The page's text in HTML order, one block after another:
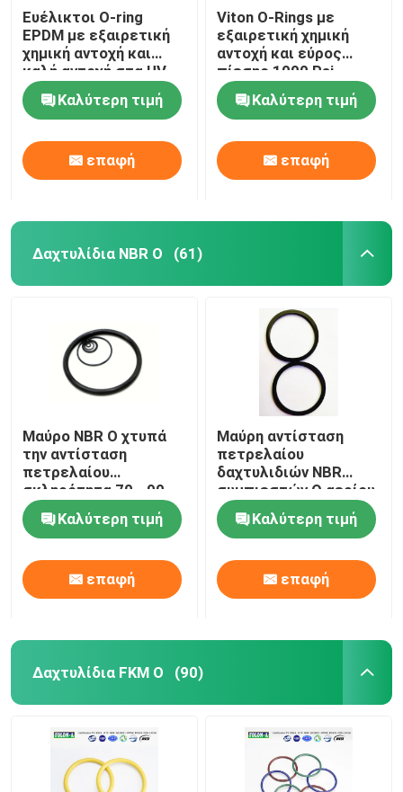
Ευέλικτοι O-ring
EPDM με εξαιρετική
χημική αντοχή και
καλή αντοχή στα UV
Καλύτερη τιμή
επαφή
Viton O-Rings με
εξαιρετική χημική
αντοχή και εύρος
πίεσης 1000 Psi
Καλύτερη τιμή
επαφή
Δαχτυλίδια NBR Ο (61)
Μαύρο NBR Ο χτυπά
την αντίσταση
πετρελαίου
σκληρότητα 70 - 90
ακτών για τους
συμπιεστές αερίου
Καλύτερη τιμή
επαφή
Μαύρη αντίσταση
πετρελαίου
δαχτυλιδιών NBR
συμπιεστών Ο αερίου
σκληρότητα 70 - 90
ακτώνΚαλύτερη τιμή
επαφή
Δαχτυλίδια FKM Ο (90)